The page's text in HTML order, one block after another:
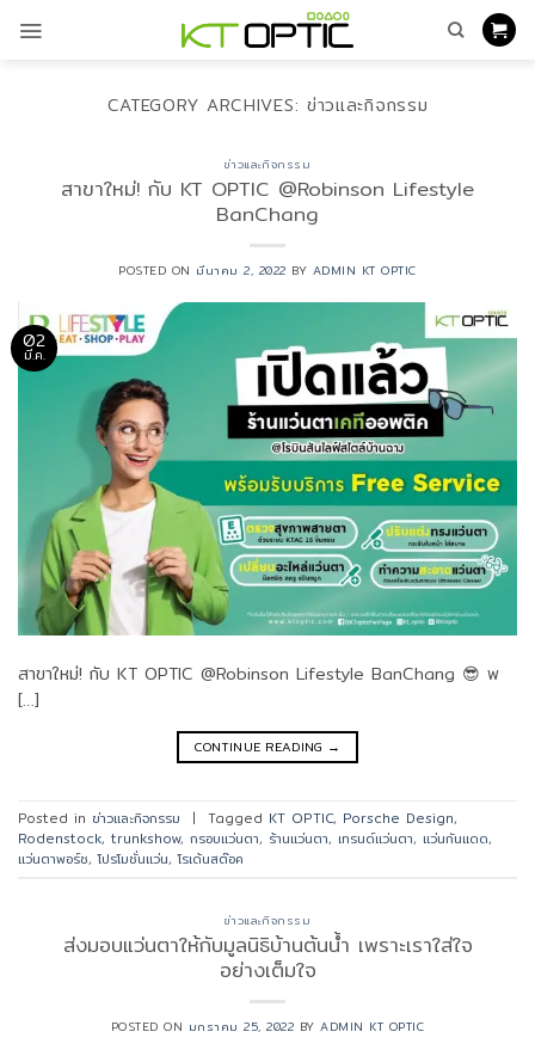
CATEGORY ARCHIVES: ข่าวและกิจกรรม
ข่าวและกิจกรรม
สาขาใหม่! กับ KT OPTIC @Robinson Lifestyle
BanChang
POSTED ON มีนาคม 2, 2022 BY ADMIN KT OPTIC
02
มี.ค.
สาขาใหม่! กับ KT OPTIC @Robinson Lifestyle BanChang 😎 พ
[…]
CONTINUE READING →
Posted in ข่าวและกิจกรรม | Tagged KT OPTIC, Porsche Design,
Rodenstock, trunkshow, กรอบแว่นตา, ร้านแว่นตา, เทรนด์แว่นตา, แว่นกันแดด,
แว่นตาพอร์ช,โปรโมชั่นแว่น,โรเด้นสต๊อค
ข่าวและกิจกรรม
ส่งมอบแว่นตาให้กับมูลนิธิบ้านต้นน้ำ เพราะเราใส่ใจ
อย่างเต็มใจ
POSTED ON มกราคม 25, 2022 BYADMIN KT OPTIC